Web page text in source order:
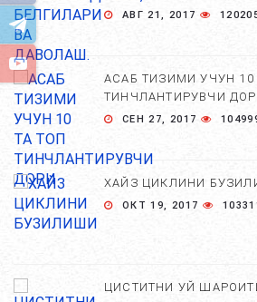
АВГ 21, 2017
АСАБ ТИЗИМИ УЧУН 10
ТИНЧЛАНТИРУВЧИ
СЕН 27, 2017
ХАЙЗ ЦИКЛИНИ
ОКТ 19, 2017
ЦИСТИТНИ УЙ